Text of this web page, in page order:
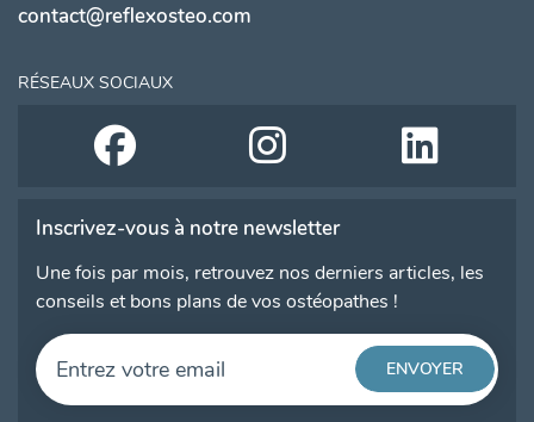
contact@reflexosteo.com
RÉSEAUX SOCIAUX
Inscrivez-vous à notre newsletter
Une fois par mois, retrouvez nos derniers articles, les
conseils et bons plans de vos ostéopathes !